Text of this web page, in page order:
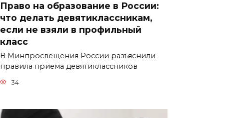
Право на образование в России:
что делать девятиклассникам,
если не взяли в профильный
класс
В Минпросвещения России разъяснили
правила приема девятиклассников
34